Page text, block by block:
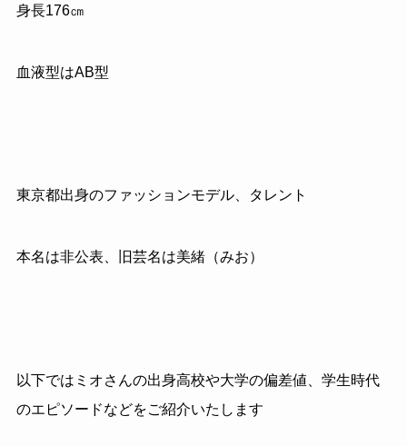
身長176㎝
血液型はAB型
東京都出身のファッションモデル、タレント
本名は非公表、旧芸名は美緒（みお）
以下ではミオさんの出身高校や大学の偏差値、学生時代
のエピソードなどをご紹介いたします